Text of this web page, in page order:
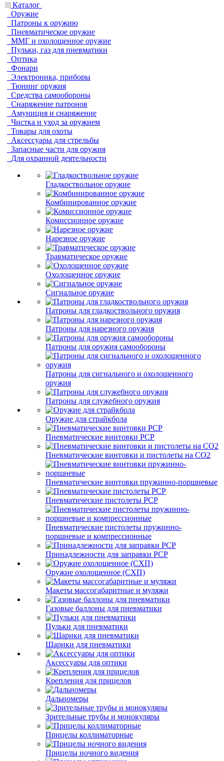
Каталог
Оружие
Патроны к оружию
Пневматическое оружие
ММГ и охолощенное оружие
Пульки, газ для пневматики
Оптика
Фонари
Электроника, приборы
Тюнинг оружия
Средства самообороны
Снаряжение патронов
Амуниция и снаряжение
Чистка и уход за оружием
Товары для охоты
Аксессуары для стрельбы
Запасные части для оружия
Для охранной деятельности
Гладкоствольное оружие
Комбинированное оружие
Комиссионное оружие
Нарезное оружие
Травматическое оружие
Охолощенное оружие
Сигнальное оружие
Патроны для гладкоствольного оружия
Патроны для нарезного оружия
Патроны для оружия самообороны
Патроны для сигнального и охолощенного
оружия
Патроны для служебного оружия
Оружие для страйкбола
Пневматические винтовки PCP
Пневматические винтовки и пистолеты на CO2
Пневматические винтовки пружинно-поршневые
Пневматические пистолеты PCP
Пневматические пистолеты пружинно-
поршневые и компрессионные
Принадлежности для заправки PCP
Оружие охолощенное (СХП)
Макеты массогабаритные и муляжи
Газовые баллоны для пневматики
Пульки для пневматики
Шарики для пневматики
Аксессуары для оптики
Крепления для прицелов
Дальномеры
Зрительные трубы и монокуляры
Прицелы коллиматорные
Прицелы ночного видения